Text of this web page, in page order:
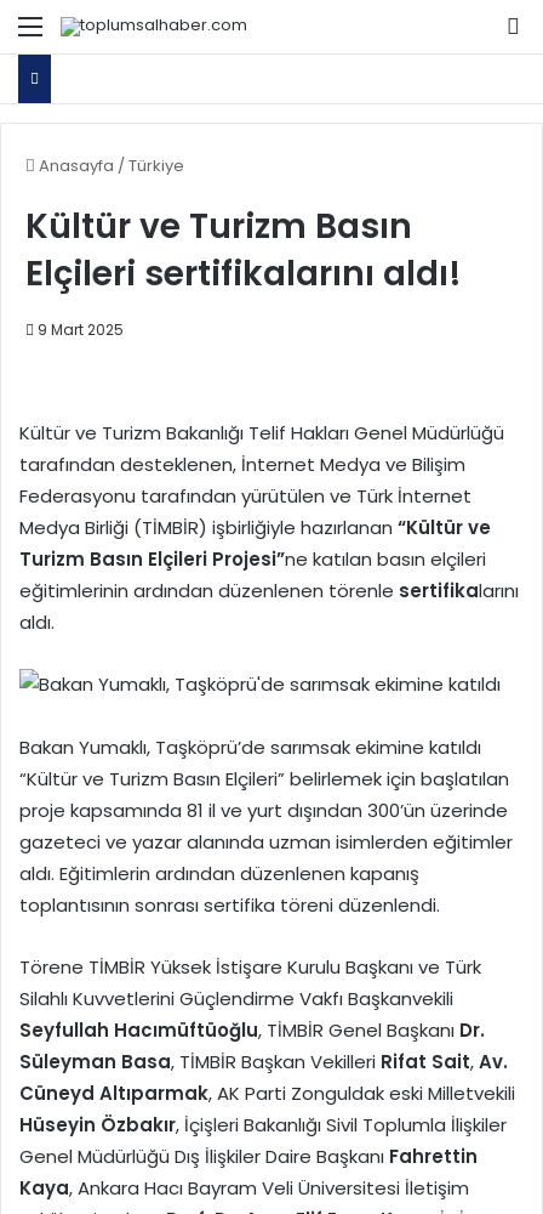
Menü
Anasayfa /Türkiye
Kültür ve Turizm Basın
Elçileri sertifikalarını aldı!
9 Mart 2025
Kültür ve Turizm Bakanlığı Telif Hakları Genel Müdürlüğü
tarafından desteklenen, İnternet Medya ve Bilişim
Federasyonu tarafından yürütülen ve Türk İnternet
Medya Birliği (TİMBİR) işbirliğiyle hazırlanan “Kültür ve
Turizm Basın Elçileri Projesi”ne katılan basın elçileri
eğitimlerinin ardından düzenlenen törenle sertifikalarını
aldı.
Bakan Yumaklı, Taşköprü’de sarımsak ekimine katıldı
“Kültür ve Turizm Basın Elçileri” belirlemek için başlatılan
proje kapsamında 81 il ve yurt dışından 300’ün üzerinde
gazeteci ve yazar alanında uzman isimlerden eğitimler
aldı. Eğitimlerin ardından düzenlenen kapanış
toplantısının sonrası sertifika töreni düzenlendi.
Törene TİMBİR Yüksek İstişare Kurulu Başkanı ve Türk
Silahlı Kuvvetlerini Güçlendirme Vakfı Başkanvekili
Seyfullah Hacımüftüoğlu, TİMBİR Genel Başkanı Dr.
Süleyman Basa, TİMBİR Başkan Vekilleri Rifat Sait,Av.
Cüneyd Altıparmak, AK Parti Zonguldak eski Milletvekili
Hüseyin Özbakır, İçişleri Bakanlığı Sivil Toplumla İlişkiler
Genel Müdürlüğü Dış İlişkiler Daire Başkanı Fahrettin
Kaya, Ankara Hacı Bayram Veli Üniversitesi İletişim